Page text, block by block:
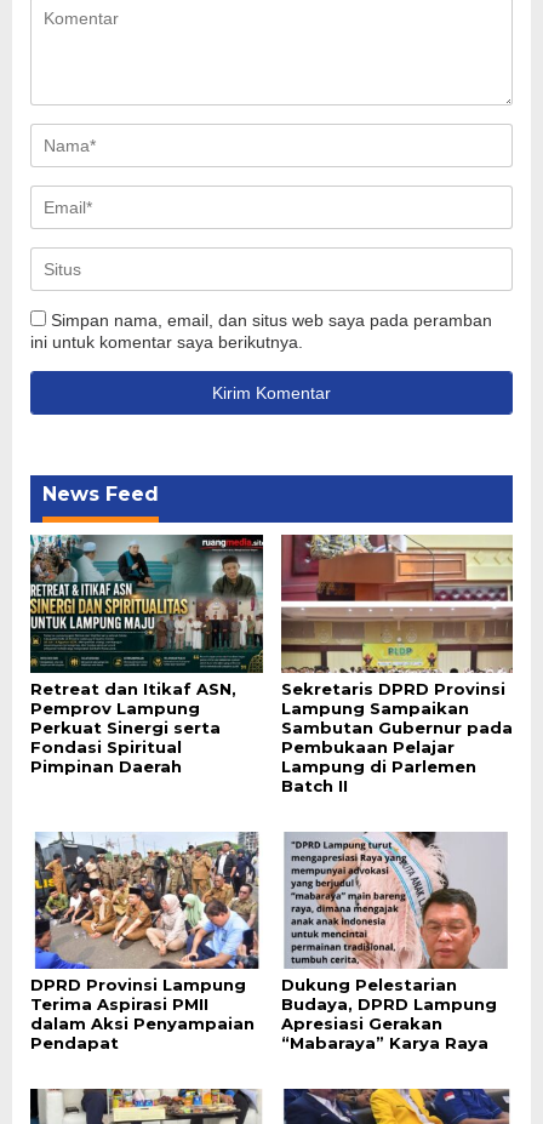
Simpan nama, email, dan situs web saya pada peramban
ini untuk komentar saya berikutnya.
News Feed
Retreat dan Itikaf ASN,
Pemprov Lampung
Perkuat Sinergi serta
Fondasi Spiritual
Pimpinan Daerah
Sekretaris DPRD Provinsi
Lampung Sampaikan
Sambutan Gubernur pada
Pembukaan Pelajar
Lampung di Parlemen
Batch II
DPRD Provinsi Lampung
Terima Aspirasi PMII
dalam Aksi Penyampaian
Pendapat
Dukung Pelestarian
Budaya, DPRD Lampung
Apresiasi Gerakan
“Mabaraya” Karya Raya